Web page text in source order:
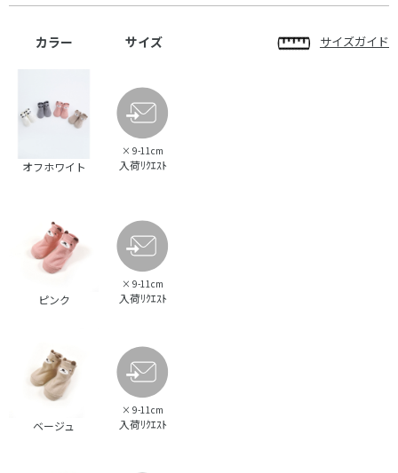
カラー サイズ サイズガイド
オフホワイト
× 9-11cm
入荷ﾘｸｴｽﾄ
ピンク
× 9-11cm
入荷ﾘｸｴｽﾄ
ベージュ
× 9-11cm
入荷ﾘｸｴｽﾄ